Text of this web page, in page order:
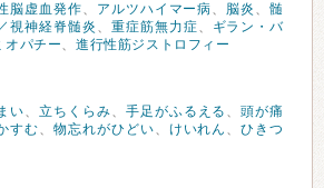
脳虚血発作、 アルツハイマー病、 脳炎 、髄
視神経脊髄炎 、 重症筋無力症、
ギラン・バ
オパチー、進行性筋ジストロフィー
い、 立ちくらみ、 手足がふるえる 、頭が痛
すむ、 物忘れがひどい、 けいれん 、ひきつ